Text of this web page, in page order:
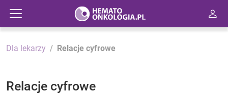
Dla lekarzy Relacje cyfrowe
Relacje cyfrowe